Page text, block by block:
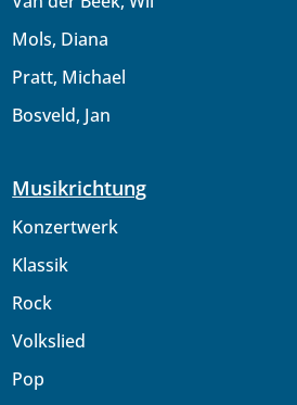
Mols, Diana
Pratt, Michael
Bosveld, Jan
Musikrichtung
Konzertwerk
Klassik
Rock
Volkslied
Pop